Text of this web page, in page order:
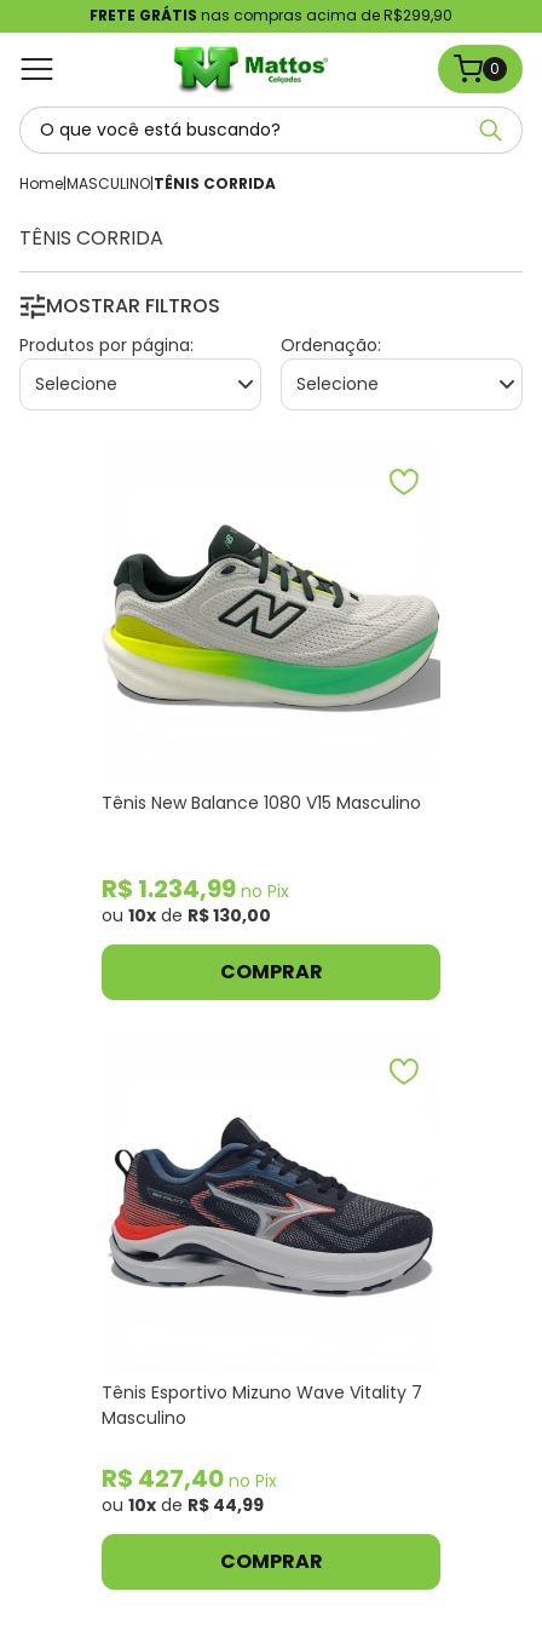
FRETE GRÁTIS nas compras acima de R$299,90
0
Home|MASCULINO|TÊNIS CORRIDA
TÊNIS CORRIDA
MOSTRAR FILTROS
Produtos por página: Ordenação:
Tênis New Balance 1080 V15 Masculino
R$ 1.234,99 no Pix
ou 10x de R$ 130,00
COMPRAR
Tênis Esportivo Mizuno Wave Vitality 7
Masculino
R$ 427,40 no Pix
ou 10x de R$ 44,99
COMPRAR